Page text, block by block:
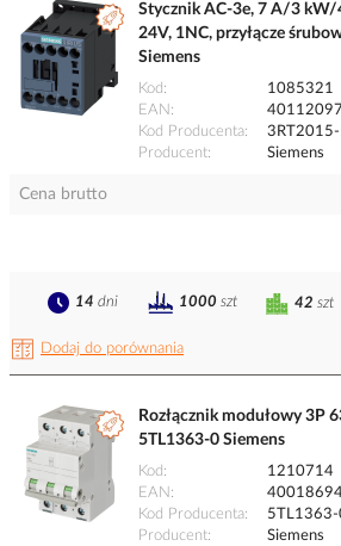
Stycznik AC-3e, 7 A/3 kW/
24V, 1NC, przyłącze
Siemens
Kod
1085321
EAN
Kod Producenta
Producent
Siemens
Cena brutto
Dodaj do porównania
42 szt
14 dni 1000 szt
Rozłącznik modułowy 3P
5TL1363-0 Siemens
Kod
1210714
EAN
Kod Producenta
Producent
Siemens